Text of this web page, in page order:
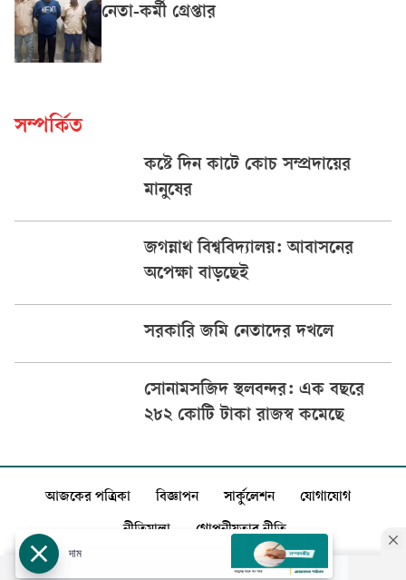
নেতা-কর্মী গ্রেপ্তার
সম্পর্কিত
কষ্টে দিন কাটে কোচ সম্প্রদায়ের
মানুষের
জগন্নাথ বিশ্ববিদ্যালয়: আবাসনের
অপেক্ষা বাড়ছেই
সরকারি জমি নেতাদের দখলে
সোনামসজিদ স্থলবন্দর: এক বছরে
২৮২ কোটি টাকা রাজস্ব কমেছে
আজকের পত্রিকা বিজ্ঞাপন সার্কুলেশন যোগাযোগ
নীতিমালা গোপনীয়তার নীতি
দাম